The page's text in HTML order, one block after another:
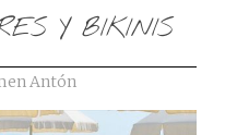
Y BIKINIS
Antón